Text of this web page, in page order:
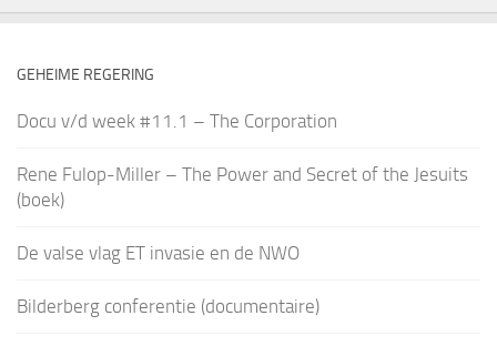
GEHEIME REGERING
Docu v/d week #11.1 – The Corporation
Rene Fulop-Miller – The Power and Secret of the Jesuits
(boek)
De valse vlag ET invasie en de NWO
Bilderberg conferentie (documentaire)